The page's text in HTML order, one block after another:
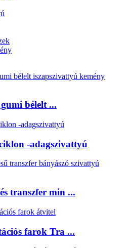
bélelt ...
-adagszivattyú
transzfer min ...
farok Tra ...